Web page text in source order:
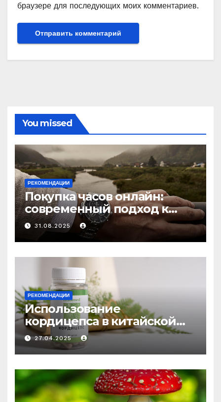
браузере для последующих моих комментариев.
You missed
РЕКОМЕНДАЦИИ
Покупка часов онлайн:
современный подход к
выбору аксессуаров
31.08.2025
РЕКОМЕНДАЦИИ
Использование
кордицепса в китайской
медицине: природное
средство против усталости
и истощения
27.04.2025